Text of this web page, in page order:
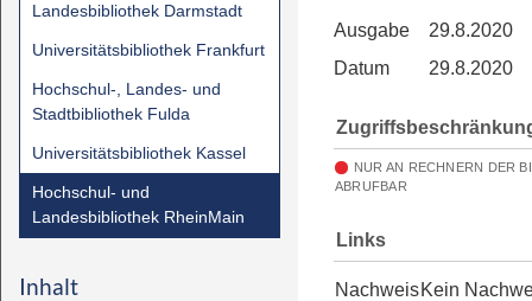
Landesbibliothek Darmstadt
Universitätsbibliothek Frankfurt
Hochschul-, Landes- und
Stadtbibliothek Fulda
Universitätsbibliothek Kassel
Hochschul- und
Landesbibliothek RheinMain
Inhalt
Ausgabe
29.8.2020
Datum
29.8.2020
NUR AN RECHNERN DER
ABRUFBAR
Links
NachweisKein